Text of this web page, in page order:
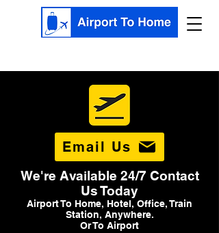
Email Us
We're Available 24/7 Contact
Us Today
Airport To Home, Hotel, Office, Train
Station, Anywhere.
Or To Airport